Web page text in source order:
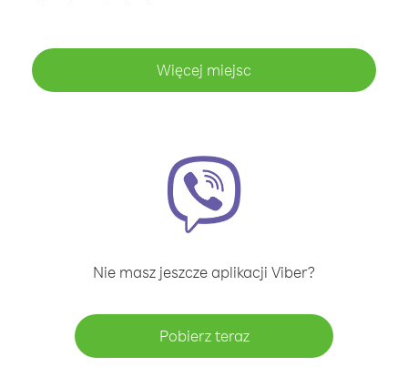
Więcej miejsc
Nie masz jeszcze aplikacji Viber?
Pobierz teraz